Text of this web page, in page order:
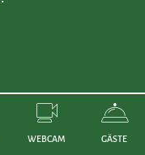
WEBCAM GÄSTE